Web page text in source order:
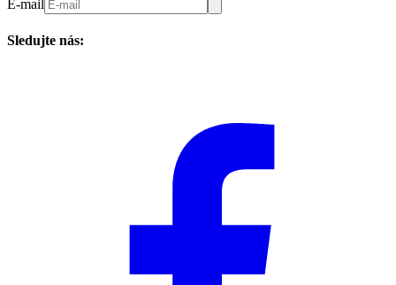
E-mail
Sledujte nás: